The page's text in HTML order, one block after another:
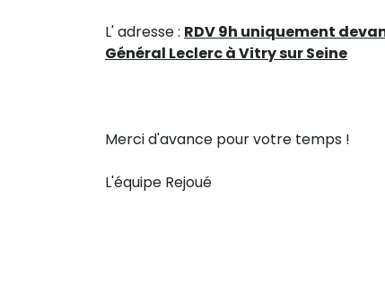
L' adresse : RDV 9h uniquement
Général Leclerc à Vitry sur Seine
Merci d'avance pour votre temps !
L'équipe Rejoué